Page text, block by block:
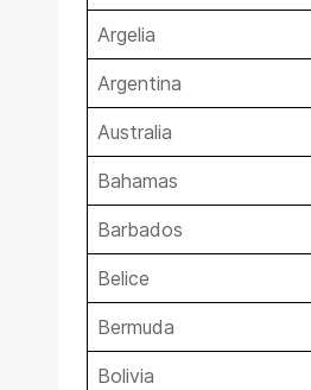
Argelia
Argentina
Australia
Bahamas
Barbados
Belice
Bermuda
Bolivia